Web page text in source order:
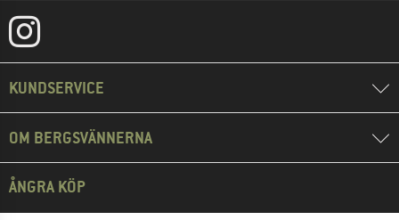
KUNDSERVICE
OM BERGSVÄNNERNA
ÅNGRA KÖP